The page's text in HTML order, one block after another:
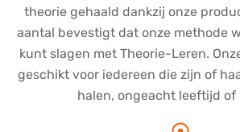
theorie gehaald dankzij onze
aantal bevestigt dat onze methode
kunt slagen met Theorie-Leren.
geschikt voor iedereen die zijn of
halen, ongeacht leeftijd of